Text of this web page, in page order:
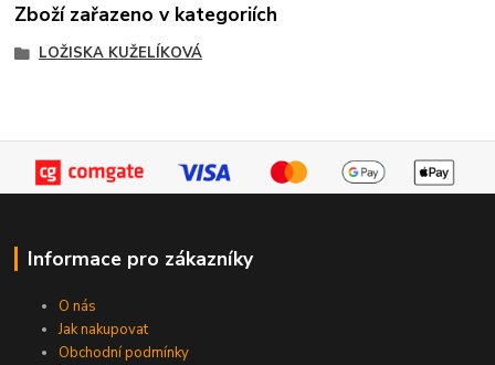
Zboží zařazeno v kategoriích
LOŽISKA KUŽELÍKOVÁ
Informace pro zákazníky
O nás
Jak nakupovat
Obchodní podmínky